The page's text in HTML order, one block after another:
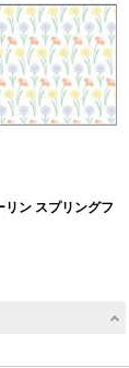
リン スプリングフ